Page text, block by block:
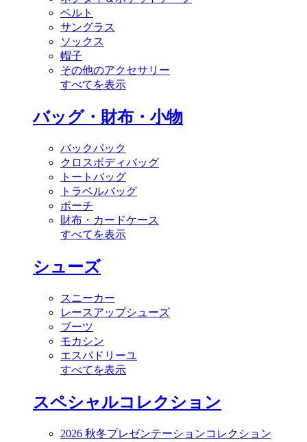
ベルト
サングラス
ソックス
帽子
その他のアクセサリー
すべてを表示
バッグ・財布・小物
バックパック
クロスボディバッグ
トートバッグ
トラベルバッグ
ポーチ
財布・カードケース
すべてを表示
シューズ
スニーカー
レースアップシューズ
ブーツ
モカシン
エスパドリーユ
すべてを表示
スペシャルコレクション
2026 秋冬プレゼンテーションコレクション